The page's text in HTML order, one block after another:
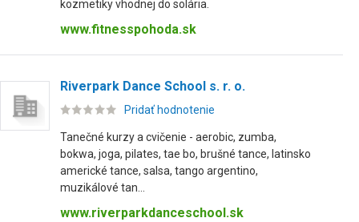
kozmetiky vhodnej do solária.
www.fitnesspohoda.sk
Riverpark Dance School s. r. o.
Pridať hodnotenie
Tanečné kurzy a cvičenie - aerobic, zumba,
bokwa, joga, pilates, tae bo, brušné tance, latinsko
americké tance, salsa, tango argentino,
muzikálové tan...
www.riverparkdanceschool.sk